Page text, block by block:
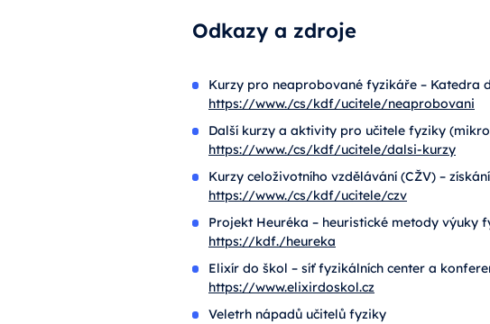
Odkazy a zdroje
Kurzy pro neaprobované fyzikáře – Katedra
https://www./cs/kdf/ucitele/neaprobovani
Další kurzy a aktivity pro učitele fyziky
https://www./cs/kdf/ucitele/dalsi-kurzy
Kurzy celoživotního vzdělávání (CŽV) –
https://www./cs/kdf/ucitele/czv
Projekt Heuréka – heuristické metody výuky
https://kdf./heureka
Elixír do škol – síť fyzikálních center a
https://www.elixirdoskol.cz
Veletrh nápadů učitelů fyziky